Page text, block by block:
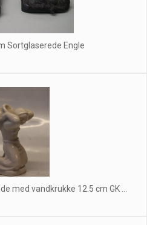
Sortglaserede Engle
med vandkrukke 12.5 cm GK ...